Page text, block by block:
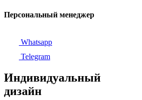
Персональный менеджер
Whatsapp
Telegram
Индивидуальный
дизайн